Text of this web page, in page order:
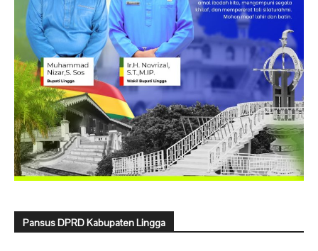
Pansus DPRD Kabupaten Lingga